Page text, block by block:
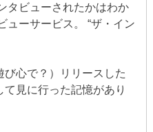
タビューされたかはわか
ューサービス。 “ザ・イン
び心で？）リリースした
見に行った記憶があり